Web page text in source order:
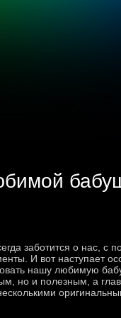
заботится о нас, с
И вот наступает
нашу любимую
но и полезным, а